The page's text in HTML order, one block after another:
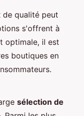
de qualité peut
s'offrent à
optimale, il est
boutiques en
sélection de